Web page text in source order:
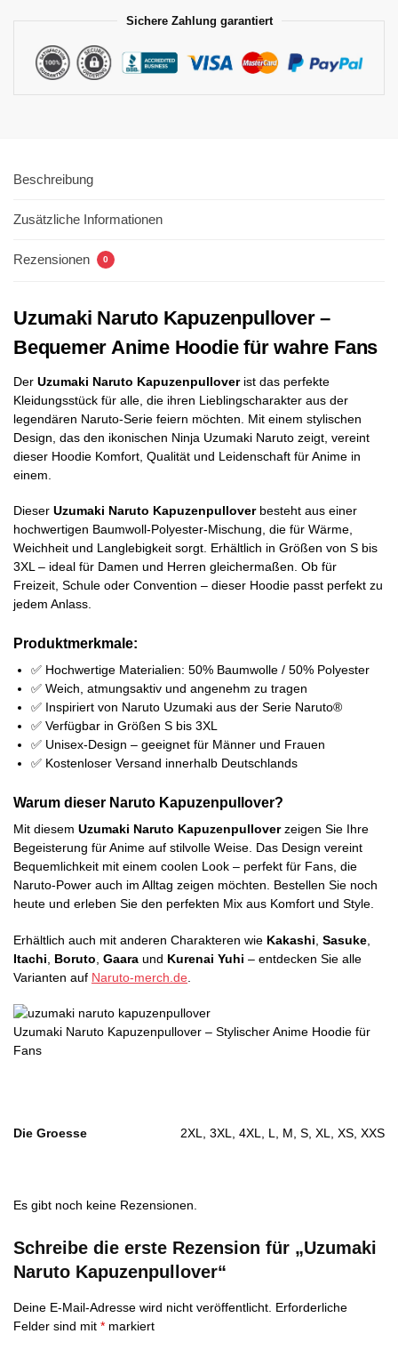
Sichere Zahlung garantiert
Beschreibung
Zusätzliche Informationen
Rezensionen 0
Uzumaki Naruto Kapuzenpullover –
Bequemer Anime Hoodie für wahre Fans
Der Uzumaki Naruto Kapuzenpulloverist das perfekte
Kleidungsstück für alle, die ihren Lieblingscharakter aus der
legendären Naruto-Serie feiern möchten. Mit einem stylischen
Design, das den ikonischen Ninja Uzumaki Naruto zeigt, vereint
dieser Hoodie Komfort, Qualität und Leidenschaft für Anime in
einem.
Dieser Uzumaki Naruto Kapuzenpulloverbesteht aus einer
hochwertigen Baumwoll-Polyester-Mischung, die für Wärme,
Weichheit und Langlebigkeit sorgt. Erhältlich in Größen von S bis
3XL – ideal für Damen und Herren gleichermaßen. Ob für
Freizeit, Schule oder Convention – dieser Hoodie passt perfekt zu
jedem Anlass.
Produktmerkmale:
✅ Hochwertige Materialien: 50% Baumwolle / 50% Polyester
✅ Weich, atmungsaktiv und angenehm zu tragen
✅ Inspiriert von Naruto Uzumaki aus der Serie Naruto®
✅ Verfügbar in Größen S bis 3XL
✅ Unisex-Design – geeignet für Männer und Frauen
✅ Kostenloser Versand innerhalb Deutschlands
Warum dieser Naruto Kapuzenpullover?
Mit diesem Uzumaki Naruto Kapuzenpulloverzeigen Sie Ihre
Begeisterung für Anime auf stilvolle Weise. Das Design vereint
Bequemlichkeit mit einem coolen Look – perfekt für Fans, die
Naruto-Power auch im Alltag zeigen möchten. Bestellen Sie noch
heute und erleben Sie den perfekten Mix aus Komfort und Style.
Erhältlich auch mit anderen Charakteren wie Kakashi Sasuke
Itachi
Boruto Gaara und Kurenai Yuhi – entdecken Sie alle
Varianten auf Naruto-merch.de
Uzumaki Naruto Kapuzenpullover – Stylischer Anime Hoodie für
Fans
Die Groesse 2XL, 3XL, 4XL, L, M, S, XL, XS, XXS
Es gibt noch keine Rezensionen.
Schreibe die erste Rezension für „Uzumaki
Naruto Kapuzenpullover“
Deine E-Mail-Adresse wird nicht veröffentlicht. Erforderliche
Felder sind mit * markiert